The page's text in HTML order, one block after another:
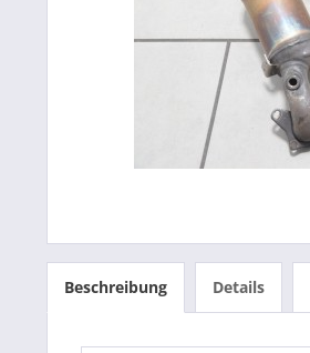
Beschreibung Details